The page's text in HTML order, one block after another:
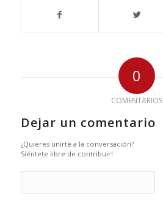
0
COMENTARIOS
Dejar un comentario
¿Quieres unirte a la conversación?
Siéntete libre de contribuir!